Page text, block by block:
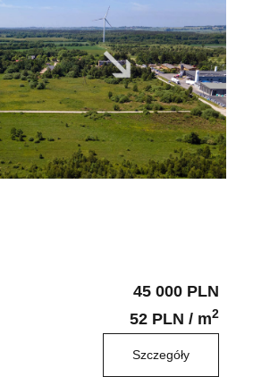
45 000 PLN
52 PLN / m2
Szczegóły